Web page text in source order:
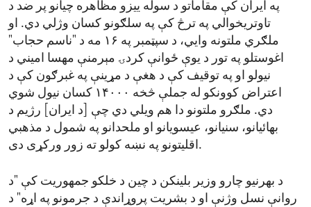
په ایران کې مقاماتو د سوله ییزو مظاهره چیانو پر ضد د
تاوتریخوالي په ترڅ کې په سلګونو کسان وژلي دي. او
ملګري ملتونه وايي، د سپټمبر په ۱۶ مه د "ناسم حجاب"
اغوستلو په تور د یوې ځوانې کردۍ مېرمنې مهسا امیني د
نیولو او په توقیف کې د هغې د مړینې په غبرګون کې د
اعتراض کوونکو له جملې څخه ۱۴۰۰۰ کسان نیول شوي
دي. ملګرو ملتونو دا هم ویلي دي چې [د ایران] رژیم د
بهائیانو، سنیانو، عیسویانو او ملحدانو په شمول د مذهبي
اقلیتونو په نښه کولو ته زور ورکړی دی.
د بهرنیو چارو وزیر بلینکن د چین د خلکو جمهوریت کې "د
روانې نسل وژنې او د بشریت پروړاندې د جرمونو په اړه" د